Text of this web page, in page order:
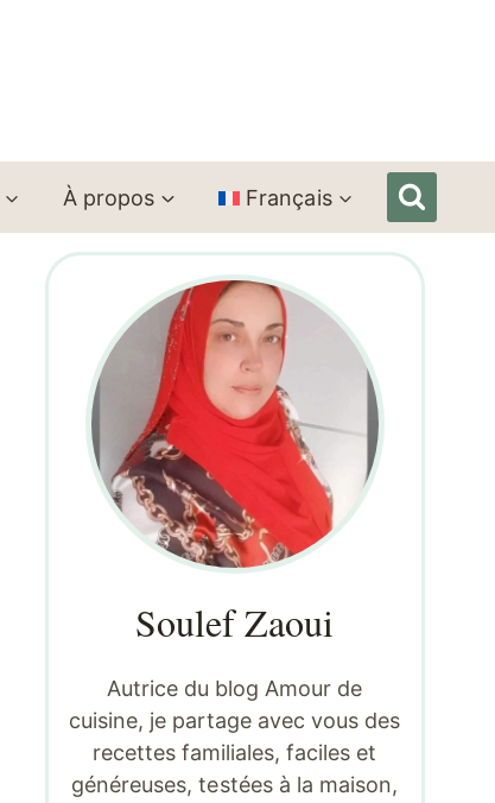
À propos Français
Soulef Zaoui
Autrice du blog Amour de
cuisine, je partage avec vous des
recettes familiales, faciles et
généreuses, testées à la maison,